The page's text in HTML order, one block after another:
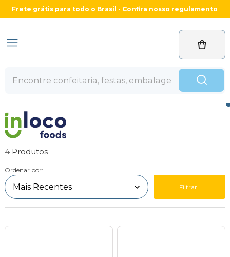
Frete grátis para todo o Brasil - Confira nosso regulamento
4
Ordenar por:
Filtrar